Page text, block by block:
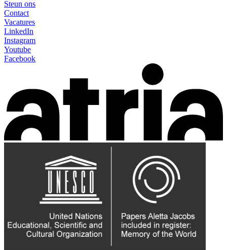
Steun ons
Contact
Vacatures
LinkedIn
Instagram
Youtube
Facebook